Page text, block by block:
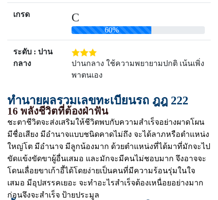
เกรด C
60%
ระดับ : ปาน
กลาง
ปานกลาง ใช้ความพยายามปกติ เน้นเพิ่ง
พาตนเอง
ทำนายผลรวมเลขทะเบียนรถ ฎฎ 222
16 พลังชีวิตที่ต้องฝ่าฟัน
ชะตาชีวิตจะส่งเสริมให้ชีวิตพบกับความสำเร็จอย่างผาดโผน
มีชื่อเสียง มีอำนาจแบบชนิดคาดไม่ถึง จะได้ลาภหรือตำแหน่ง
ใหญ่โต มีอำนาจ มีลูกน้องมาก ด้วยตำแหน่งที่ได้มาที่มักจะไป
ขัดแข้งขัดขาผู้อื่นเสมอ และมักจะมีคนไม่ชอบมาก จึงอาจจะ
โดนเลื่อยขาเก้าอี้ได้โดยง่ายเป็นคนที่มีความร้อนรุ่มในใจ
เสมอ มีอุปสรรคเยอะ จะทำอะไรสำเร็จต้องเหนื่อยอย่างมาก
ก่อนจึงจะสำเร็จ ป้ายประมูล